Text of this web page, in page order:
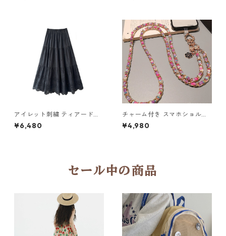
アイレット刺繍 ティアードロ
ングスカート6col H 260119
¥6,480
チャーム付き スマホショルダ
ーストラップ 5col H 260122
¥4,980
セール中の商品